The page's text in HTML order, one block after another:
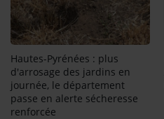
Hautes-Pyrénées : plus
d'arrosage des jardins en
journée, le département
passe en alerte sécheresse
renforcée